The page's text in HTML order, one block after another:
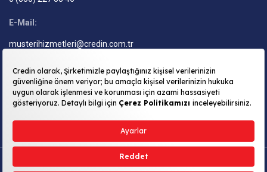
E-Mail:
musterihizmetleri@credin.com.tr
FOLLOW US
Privacy Policy
Cookies Policy
Terms of Use Information Society Services